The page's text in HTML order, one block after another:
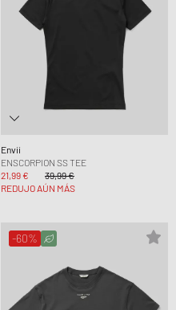
Envii
ENSCORPION SS TEE
21,99 €
39,99 €
REDUJO AÚN MÁS
-60%